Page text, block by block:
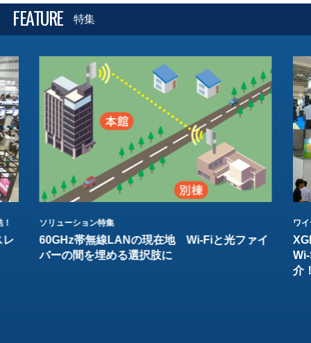
FEATURE 特集
レ
ソリューション特集
60GHz帯無線LANの現在地 Wi-Fiと光ファイ
バーの間を埋める選択肢に
ワ
介